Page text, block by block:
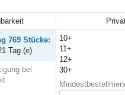
769 Stücke:
Tag (e)
bei
10+
11+
12+
30+